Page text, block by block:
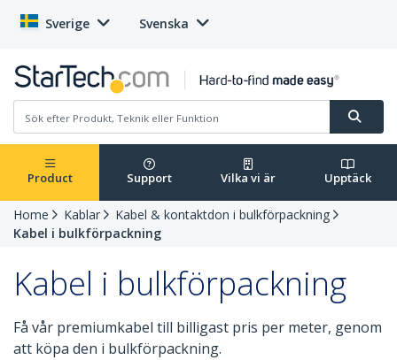
Sverige Svenska
Product Support Vilka vi är Upptäck
Home Kablar
Kabel & kontaktdon i bulkförpackning
Kabel i bulkförpackning
Kabel i bulkförpackning
Få vår premiumkabel till billigast pris per meter, genom
att köpa den i bulkförpackning.